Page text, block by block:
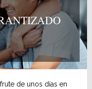
de unos días en